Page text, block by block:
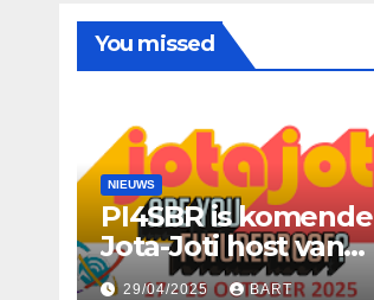
You missed
NIEUWS
PI4SBR is komende
Jota-Joti host van
PI4S
29/04/2025 BART